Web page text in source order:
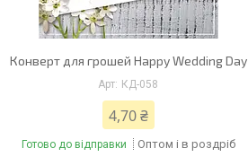
Конверт для грошей Happy Wedding Day
КД-058
4,70 ₴
Готово до відправки Оптом і в роздріб